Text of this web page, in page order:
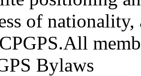
of nationality,
Bylaws